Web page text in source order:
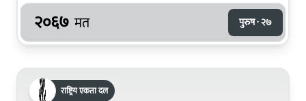
२०६७ मत पुरुष · २७
राष्ट्रिय एकता दल